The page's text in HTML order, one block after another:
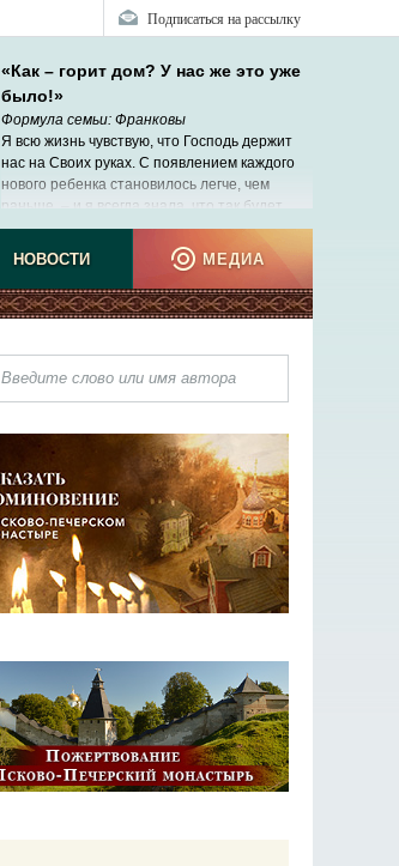
Подписаться на рассылку
«Как – горит дом? У нас же это уже
было!»
Формула семьи: Франковы
Я всю жизнь чувствую, что Господь держит
нас на Своих руках. С появлением каждого
нового ребенка становилось легче, чем
раньше, – и я всегда знала, что так будет.
НОВОСТИ МЕДИА